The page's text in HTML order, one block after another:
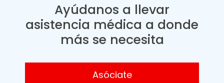
Ayúdanos a llevar
asistencia médica a donde
más se necesita
Asóciate